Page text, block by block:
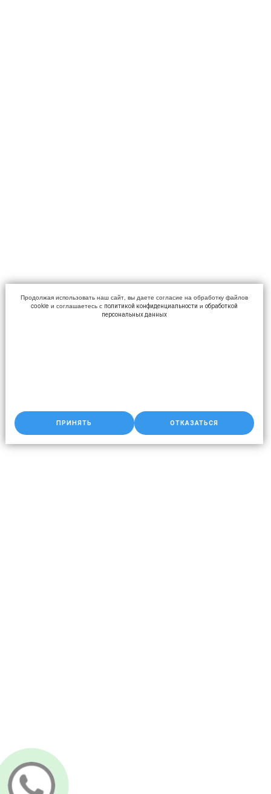
Продолжая использовать наш сайт, вы даете согласие на обработку файлов
cookie и соглашаетесь с политикой конфиденциальности и обработкой
персональных данных
ПРИНЯТЬ ОТКАЗАТЬСЯ